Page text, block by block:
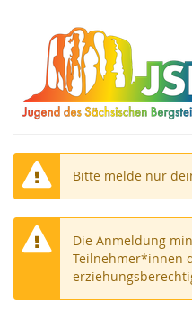
Haupt-
springen
Bitte melde nur
Die Anmeldung
Teilnehmer*innen